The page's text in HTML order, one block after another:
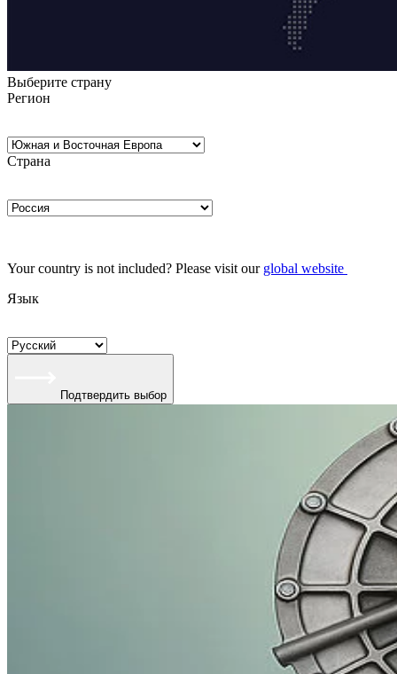
Выберите страну
Регион
Страна
Your country is not included? Please visit our global website
Язык
Подтвердить выбор